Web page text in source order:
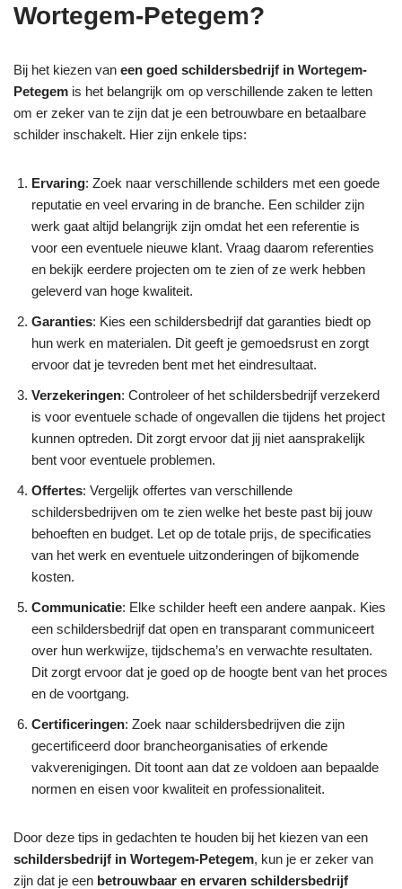
Wortegem-Petegem?
Bij het kiezen van een goed schildersbedrijf in Wortegem-
Petegem is het belangrijk om op verschillende zaken te letten
om er zeker van te zijn dat je een betrouwbare en betaalbare
schilder inschakelt. Hier zijn enkele tips:
Ervaring: Zoek naar verschillende schilders met een goede
reputatie en veel ervaring in de branche. Een schilder zijn
werk gaat altijd belangrijk zijn omdat het een referentie is
voor een eventuele nieuwe klant. Vraag daarom referenties
en bekijk eerdere projecten om te zien of ze werk hebben
geleverd van hoge kwaliteit.
Garanties: Kies een schildersbedrijf dat garanties biedt op
hun werk en materialen. Dit geeft je gemoedsrust en zorgt
ervoor dat je tevreden bent met het eindresultaat.
Verzekeringen: Controleer of het schildersbedrijf verzekerd
is voor eventuele schade of ongevallen die tijdens het project
kunnen optreden. Dit zorgt ervoor dat jij niet aansprakelijk
bent voor eventuele problemen.
Offertes: Vergelijk offertes van verschillende
schildersbedrijven om te zien welke het beste past bij jouw
behoeften en budget. Let op de totale prijs, de specificaties
van het werk en eventuele uitzonderingen of bijkomende
kosten.
Communicatie: Elke schilder heeft een andere aanpak. Kies
een schildersbedrijf dat open en transparant communiceert
over hun werkwijze, tijdschema’s en verwachte resultaten.
Dit zorgt ervoor dat je goed op de hoogte bent van het proces
en de voortgang.
Certificeringen: Zoek naar schildersbedrijven die zijn
gecertificeerd door brancheorganisaties of erkende
vakverenigingen. Dit toont aan dat ze voldoen aan bepaalde
normen en eisen voor kwaliteit en professionaliteit.
Door deze tips in gedachten te houden bij het kiezen van een
schildersbedrijf in Wortegem-Petegem, kun je er zeker van
zijn dat je een betrouwbaar en ervaren schildersbedrijf